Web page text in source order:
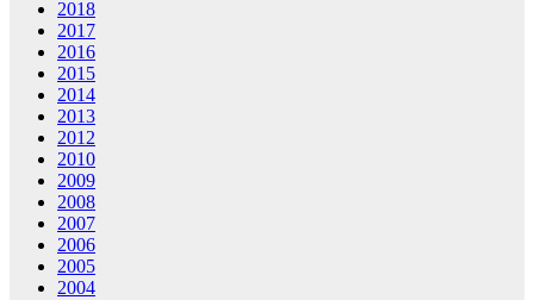
2018
2017
2016
2015
2014
2013
2012
2010
2009
2008
2007
2006
2005
2004